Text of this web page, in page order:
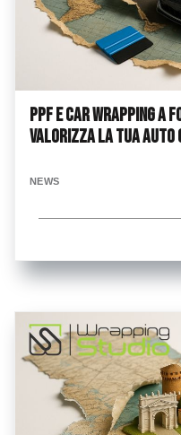
PPF e Car Wrapping a
valorizza la tua auto
NEWS
...